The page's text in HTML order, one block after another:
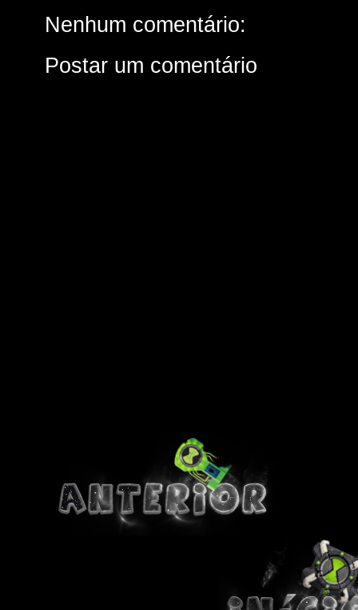
Nenhum comentário:
Postar um comentário